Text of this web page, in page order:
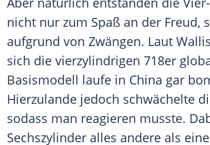
nicht nur zum Spaß an der Freud,
aufgrund von Zwängen. Laut
sich die vierzylindrigen 718er
Basismodell laufe in China gar
Hierzulande jedoch schwächelte
sodass man reagieren musste.
Sechszylinder alles andere als eine